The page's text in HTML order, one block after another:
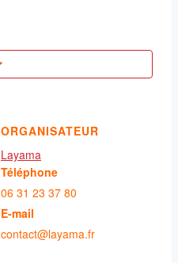
ORGANISATEUR
Layama
Téléphone
06 31 23 37 80
E-mail
contact@layama.fr